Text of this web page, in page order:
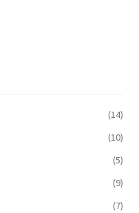
(14)
(10)
(5)
(9)
(7)